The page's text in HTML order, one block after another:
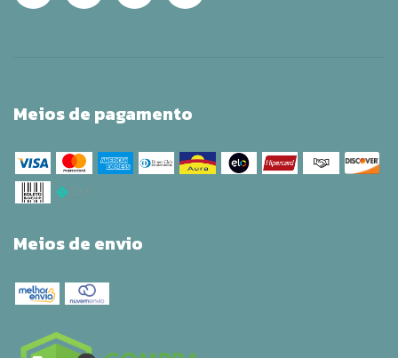
Meios de pagamento
Meios de envio